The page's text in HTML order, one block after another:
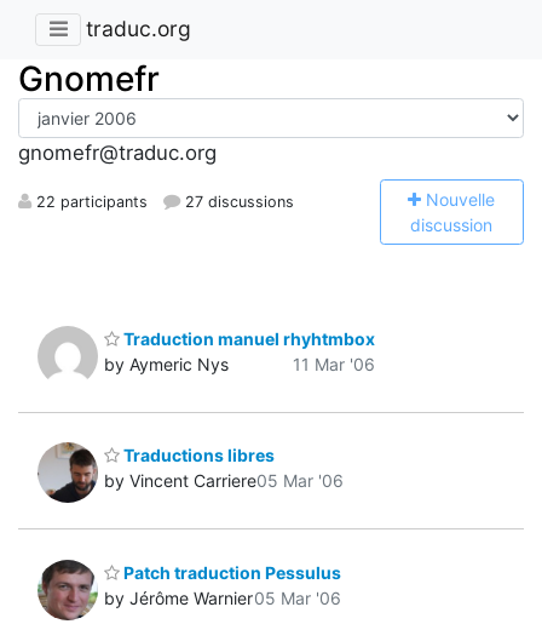
traduc.org
Gnomefr
gnomefr@traduc.org
22 participants 27 discussions Nouvelle
discussion
Traduction manuel rhyhtmbox
by Aymeric Nys
11 Mar '06
Traductions libres
by Vincent Carriere05 Mar '06
Patch traduction Pessulus
by Jérôme Warnier05 Mar '06